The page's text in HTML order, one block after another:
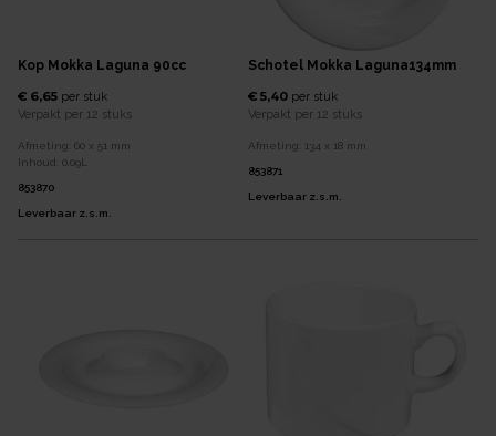
Kop Mokka Laguna 90cc
€ 6,65 per stuk
Verpakt per 12 stuks
Afmeting: 60 x 51 mm
Inhoud: 0,09L
853870
Leverbaar z.s.m.
Schotel Mokka Laguna134mm
€ 5,40 per stuk
Verpakt per 12 stuks
Afmeting: 134 x 18 mm
853871
Leverbaar z.s.m.